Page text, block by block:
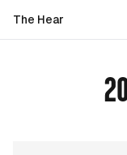
The Hear